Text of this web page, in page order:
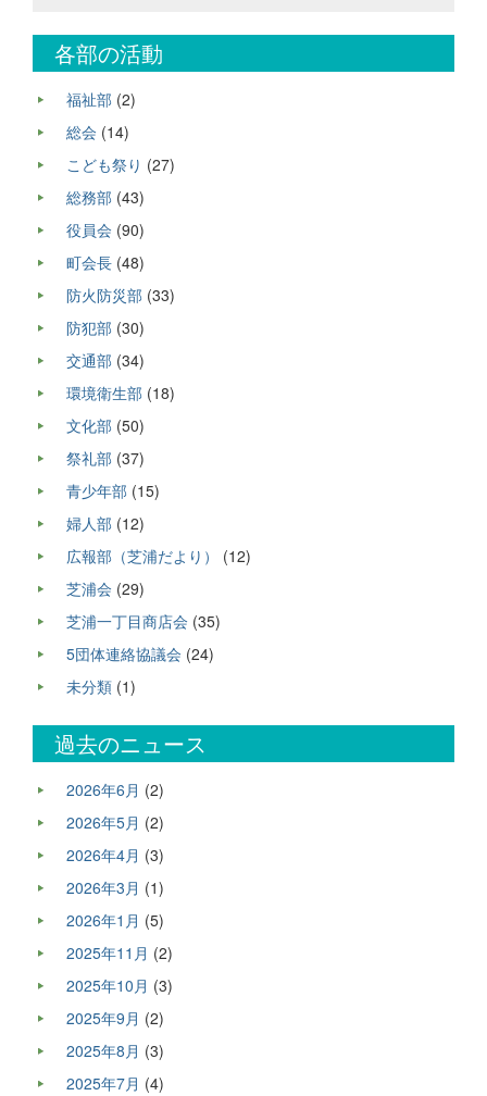
各部の活動
福祉部 (2)
総会 (14)
こども祭り (27)
総務部 (43)
役員会 (90)
町会長 (48)
防火防災部 (33)
防犯部 (30)
交通部 (34)
環境衛生部 (18)
文化部 (50)
祭礼部 (37)
青少年部 (15)
婦人部 (12)
広報部（芝浦だより）
(12)
芝浦会 (29)
芝浦一丁目商店会 (35)
5団体連絡協議会 (24)
未分類 (1)
過去のニュース
2026年6月 (2)
2026年5月 (2)
2026年4月 (3)
2026年3月 (1)
2026年1月 (5)
2025年11月 (2)
2025年10月 (3)
2025年9月 (2)
2025年8月 (3)
2025年7月 (4)